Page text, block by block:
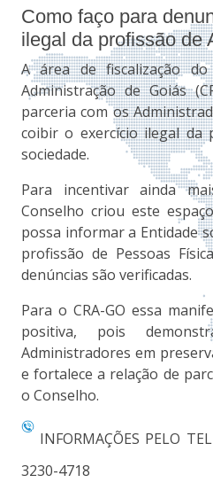
Como faço para
ilegal da profissão de
A área de fiscalização
Administração de Goiás
parceria com os
coibir o exercício ilegal da
sociedade.
Para incentivar ainda
Conselho criou este
possa informar a Entidade
profissão de Pessoas
denúncias são verificadas.
Para o CRA-GO essa
positiva, pois
Administradores em
e fortalece a relação de
o Conselho.
INFORMAÇÕES PELO
3230-4718